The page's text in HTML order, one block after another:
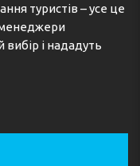
туристів – усе це
менеджери
і нададуть